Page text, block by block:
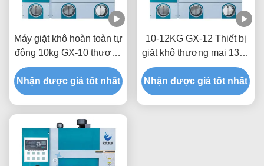
Máy giặt khô hoàn toàn tự
động 10kg GX-10 thương
mại
Nhận được giá tốt nhất
10-12KG GX-12 Thiết bị
giặt khô thương mại 130L
Máy giặt khô
Nhận được giá tốt nhất